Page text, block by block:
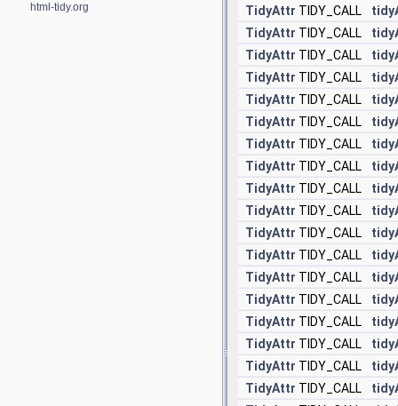
html-tidy.org
TidyAttr TIDY_CALL
TidyAttr TIDY_CALL
TidyAttr TIDY_CALL
TidyAttr TIDY_CALL
TidyAttr TIDY_CALL
TidyAttr TIDY_CALL
TidyAttr TIDY_CALL
TidyAttr TIDY_CALL
TidyAttr TIDY_CALL
TidyAttr TIDY_CALL
TidyAttr TIDY_CALL
TidyAttr TIDY_CALL
TidyAttr TIDY_CALL
TidyAttr TIDY_CALL
TidyAttr TIDY_CALL
TidyAttr TIDY_CALL
TidyAttr TIDY_CALL
TidyAttr TIDY_CALL